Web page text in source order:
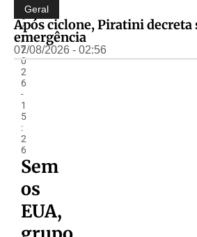
0
4
/
2
0
2
6
-
1
5
:
2
6
Sem
os
EUA,
Geral
Após ciclone, Piratini decreta
emergência
07/08/2026 - 02:56